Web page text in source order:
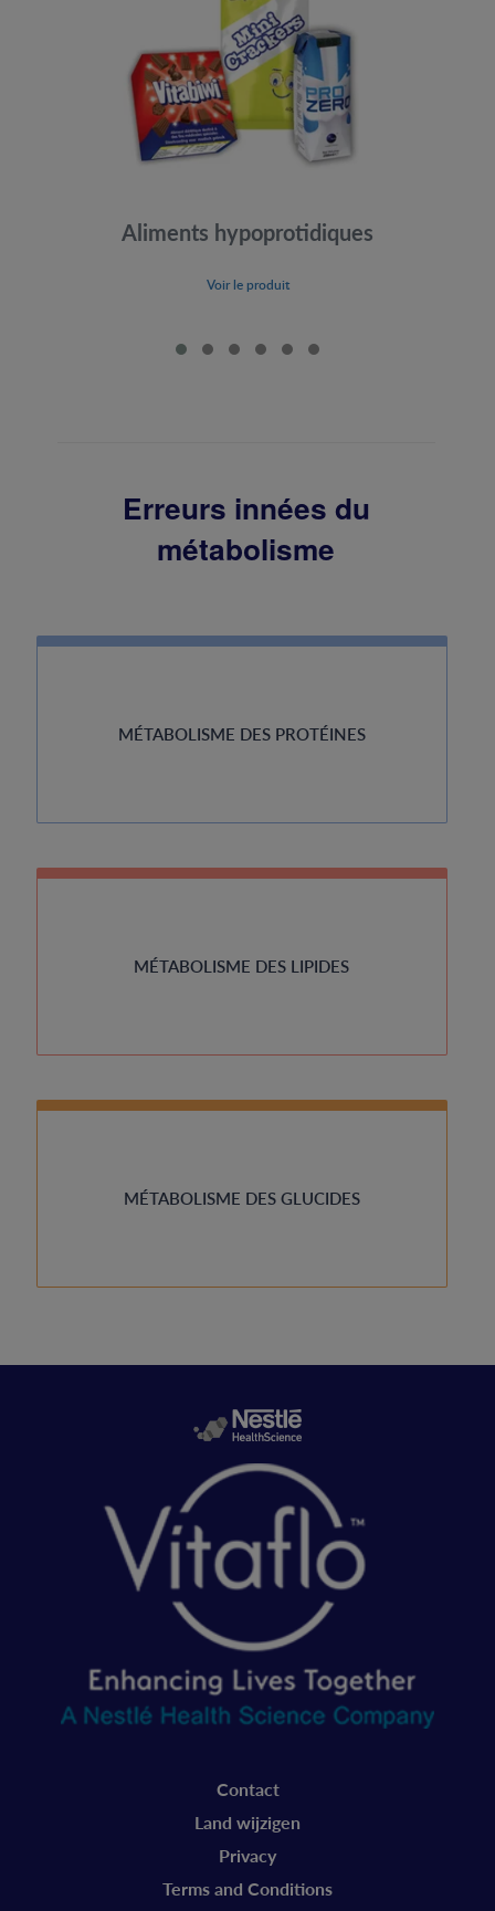
Aliments hypoprotidiques
Voir le produit
Erreurs innées du
métabolisme
MÉTABOLISME DES PROTÉINES
MÉTABOLISME DES LIPIDES
MÉTABOLISME DES GLUCIDES
Contact
Land wijzigen
Privacy
Terms and Conditions